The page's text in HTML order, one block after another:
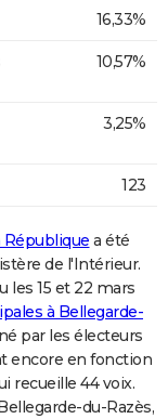
16,33%
10,57%
3,25%
123
a été
de l'Intérieur.
les 15 et 22 mars
à Bellegarde-
par les électeurs
encore en fonction
recueille 44 voix.
du-Razès,